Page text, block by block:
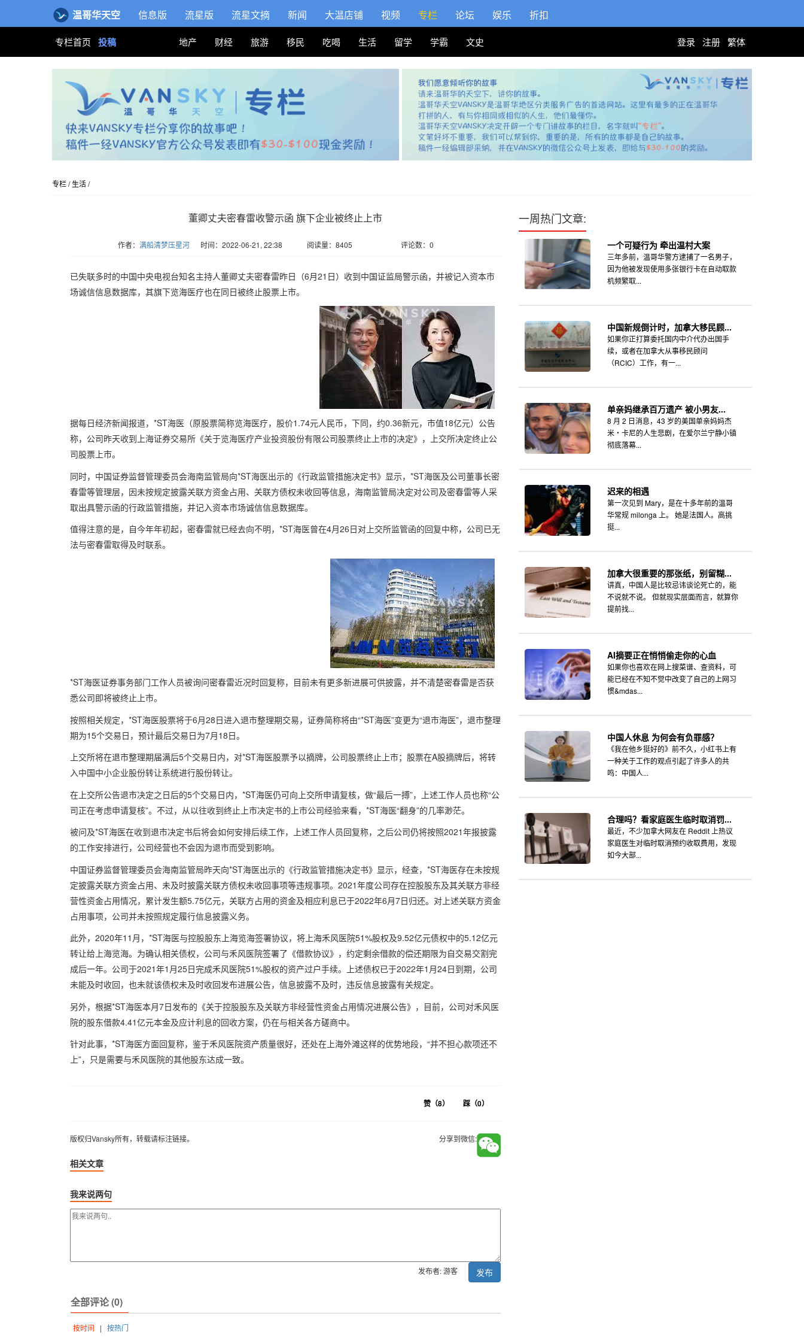
温哥华天空 信息版 流星版 流星文摘 新闻 大温店铺 视频 专栏 论坛 娱乐 折扣
专栏首页 投稿 地产 财经 旅游 移民 吃喝 生活 留学 学霸 文史 登录 注册 繁体
专栏 / 生活/
董卿丈夫密春雷收警示函 旗下企业被终止上市
作者： 满船清梦压星河 时间：2022-06-21, 22:38 阅读量：8405 评论数：0
已失联多时的中国中央电视台知名主持人董卿丈夫密春雷昨日（6月21日）收到中国证监局警示函，并被记入资本市
场诚信信息数据库，其旗下览海医疗也在同日被终止股票上市。
据每日经济新闻报道，*ST海医（原股票简称览海医疗，股价1.74元人民币，下同，约0.36新元，市值18亿元）公告
称，公司昨天收到上海证券交易所《关于览海医疗产业投资股份有限公司股票终止上市的决定》，上交所决定终止公
司股票上市。
同时，中国证券监督管理委员会海南监管局向*ST海医出示的《行政监管措施决定书》显示，*ST海医及公司董事长密
春雷等管理层，因未按规定披露关联方资金占用、关联方债权未收回等信息，海南监管局决定对公司及密春雷等人采
取出具警示函的行政监管措施，并记入资本市场诚信信息数据库。
值得注意的是，自今年年初起，密春雷就已经去向不明，*ST海医曾在4月26日对上交所监管函的回复中称，公司已无
法与密春雷取得及时联系。
*ST海医证券事务部门工作人员被询问密春雷近况时回复称，目前未有更多新进展可供披露，并不清楚密春雷是否获
悉公司即将被终止上市。
按照相关规定，*ST海医股票将于6月28日进入退市整理期交易，证券简称将由“*ST海医”变更为“退市海医”，退市整理
期为15个交易日，预计最后交易日为7月18日。
上交所将在退市整理期届满后5个交易日内，对*ST海医股票予以摘牌，公司股票终止上市；股票在A股摘牌后，将转
入中国中小企业股份转让系统进行股份转让。
在上交所公告退市决定之日后的5个交易日内，*ST海医仍可向上交所申请复核，做“最后一搏”，上述工作人员也称“公
司正在考虑申请复核”。不过，从以往收到终止上市决定书的上市公司经验来看，*ST海医“翻身”的几率渺茫。
被问及*ST海医在收到退市决定书后将会如何安排后续工作，上述工作人员回复称，之后公司仍将按照2021年报披露
的工作安排进行，公司经营也不会因为退市而受到影响。
中国证券监督管理委员会海南监管局昨天向*ST海医出示的《行政监管措施决定书》显示，经查，*ST海医存在未按规
定披露关联方资金占用、未及时披露关联方债权未收回事项等违规事项。2021年度公司存在控股股东及其关联方非经
营性资金占用情况，累计发生额5.75亿元，关联方占用的资金及相应利息已于2022年6月7日归还。对上述关联方资金
占用事项，公司并未按照规定履行信息披露义务。
此外，2020年11月，*ST海医与控股股东上海览海签署协议，将上海禾风医院51%股权及9.52亿元债权中的5.12亿元
转让给上海览海。为确认相关债权，公司与禾风医院签署了《借款协议》，约定剩余借款的偿还期限为自交易交割完
成后一年。公司于2021年1月25日完成禾风医院51%股权的资产过户手续。上述债权已于2022年1月24日到期，公司
未能及时收回，也未就该债权未及时收回发布进展公告，信息披露不及时，违反信息披露有关规定。
另外，根据*ST海医本月7日发布的《关于控股股东及关联方非经营性资金占用情况进展公告》，目前，公司对禾风医
院的股东借款4.41亿元本金及应计利息的回收方案，仍在与相关各方磋商中。
针对此事，*ST海医方面回复称，鉴于禾风医院资产质量很好，还处在上海外滩这样的优势地段，“并不担心款项还不
上”，只是需要与禾风医院的其他股东达成一致。
赞（8） 踩（0）
版权归Vansky所有，转载请标注链接。 分享到微信:
相关文章
我来说两句
发布者: 游客 发布
全部评论 (0)
按时间 | 按热门
一周热门文章:
一个可疑行为 牵出温村大案
三年多前，温哥华警方逮捕了一名男子，
因为他被发现使用多张银行卡在自动取款
机频繁取...
中国新规倒计时，加拿大移民顾...
如果你正打算委托国内中介代办出国手
续，或者在加拿大从事移民顾问
（RCIC）工作，有一...
单亲妈继承百万遗产 被小男友...
8 月 2 日消息，43 岁的美国单亲妈妈杰
米・卡尼的人生悲剧，在爱尔兰宁静小镇
彻底落幕...
迟来的相遇
第一次见到 Mary，是在十多年前的温哥
华常规 milonga 上。 她是法国人。高挑
挺...
加拿大很重要的那张纸，别留糊...
讲真，中国人是比较忌讳谈论死亡的，能
不说就不说。 但就现实层面而言，就算你
提前找...
AI摘要正在悄悄偷走你的心血
如果你也喜欢在网上搜菜谱、查资料，可
能已经在不知不觉中改变了自己的上网习
惯&mdas...
中国人休息 为何会有负罪感？
《我在他乡挺好的》前不久，小红书上有
一种关于工作的观点引起了许多人的共
鸣：中国人...
合理吗？看家庭医生临时取消罚...
最近，不少加拿大网友在 Reddit 上热议
家庭医生对临时取消预约收取费用，发现
如今大部...